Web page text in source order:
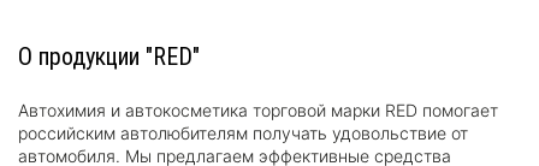
О продукции "RED"
Автохимия и автокосметика торговой марки RED помогает
российским автолюбителям получать удовольствие от
автомобиля. Мы предлагаем эффективные средства